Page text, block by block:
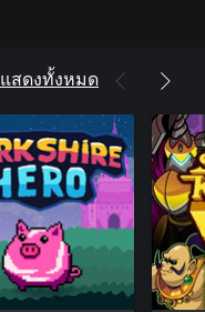
แสดงทั้งหมด